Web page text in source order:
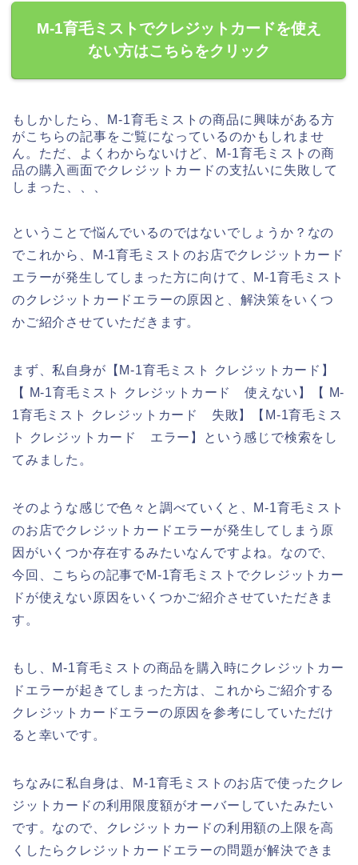
M-1育毛ミストでクレジットカードを使え
ない方はこちらをクリック
もしかしたら、M-1育毛ミストの商品に興味がある方
がこちらの記事をご覧になっているのかもしれませ
ん。ただ、よくわからないけど、M-1育毛ミストの商
品の購入画面でクレジットカードの支払いに失敗して
しまった、、、
ということで悩んでいるのではないでしょうか？なの
でこれから、M-1育毛ミストのお店でクレジットカード
エラーが発生してしまった方に向けて、M-1育毛ミスト
のクレジットカードエラーの原因と、解決策をいくつ
かご紹介させていただきます。
まず、私自身が【M-1育毛ミスト クレジットカード】
【 M-1育毛ミスト クレジットカード 使えない】【 M-
1育毛ミスト クレジットカード 失敗】【M-1育毛ミス
ト クレジットカード エラー】という感じで検索をし
てみました。
そのような感じで色々と調べていくと、M-1育毛ミスト
のお店でクレジットカードエラーが発生してしまう原
因がいくつか存在するみたいなんですよね。なので、
今回、こちらの記事でM-1育毛ミストでクレジットカー
ドが使えない原因をいくつかご紹介させていただきま
す。
もし、M-1育毛ミストの商品を購入時にクレジットカー
ドエラーが起きてしまった方は、これからご紹介する
クレジットカードエラーの原因を参考にしていただけ
ると幸いです。
ちなみに私自身は、M-1育毛ミストのお店で使ったクレ
ジットカードの利用限度額がオーバーしていたみたい
です。なので、クレジットカードの利用額の上限を高
くしたらクレジットカードエラーの問題が解決できま